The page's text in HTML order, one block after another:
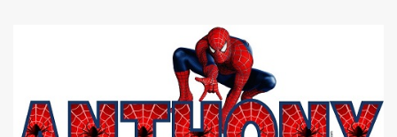
cómodo y también para nuestra vista. Te mostramos algunas
sugerencias que pueden brindar la elegancia y estilo que buscas
para tu dormitorio. El color naranja es una buena opción para
recibir esa luz y felicidad que todo ser humano necesita. El color
blanco es ideal para lograr el relax total, es un color que va con